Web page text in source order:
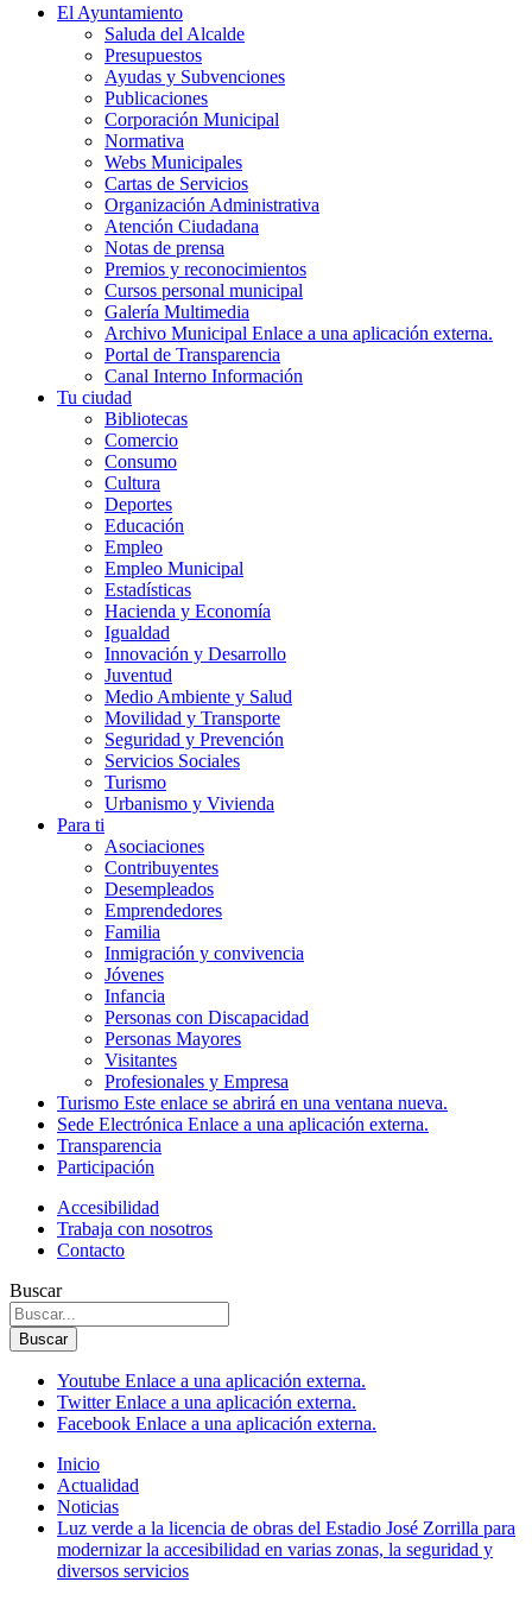
El Ayuntamiento
Saluda del Alcalde
Presupuestos
Ayudas y Subvenciones
Publicaciones
Corporación Municipal
Normativa
Webs Municipales
Cartas de Servicios
Organización Administrativa
Atención Ciudadana
Notas de prensa
Premios y reconocimientos
Cursos personal municipal
Galería Multimedia
Archivo Municipal Enlace a una aplicación externa.
Portal de Transparencia
Canal Interno Información
Tu ciudad
Bibliotecas
Comercio
Consumo
Cultura
Deportes
Educación
Empleo
Empleo Municipal
Estadísticas
Hacienda y Economía
Igualdad
Innovación y Desarrollo
Juventud
Medio Ambiente y Salud
Movilidad y Transporte
Seguridad y Prevención
Servicios Sociales
Turismo
Urbanismo y Vivienda
Para ti
Asociaciones
Contribuyentes
Desempleados
Emprendedores
Familia
Inmigración y convivencia
Jóvenes
Infancia
Personas con Discapacidad
Personas Mayores
Visitantes
Profesionales y Empresa
Turismo Este enlace se abrirá en una ventana nueva.
Sede Electrónica Enlace a una aplicación externa.
Transparencia
Participación
Accesibilidad
Trabaja con nosotros
Contacto
Buscar
Buscar
Youtube Enlace a una aplicación externa.
TwitterEnlace a una aplicación externa.
Facebook Enlace a una aplicación externa.
Inicio
Actualidad
Noticias
Luz verde a la licencia de obras del Estadio José Zorrilla para
modernizar la accesibilidad en varias zonas, la seguridad y
diversos servicios